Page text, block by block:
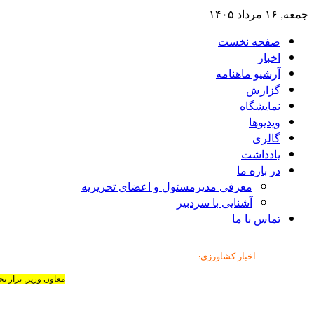
جمعه, ۱۶ مرداد ۱۴۰۵
صفحه نخست
اخبار
آرشیو ماهنامه
گزارش
نمایشگاه
ویدیوها
گالری
یادداشت
در باره ما
معرفی مدیرمسئول و اعضای تحریریه
آشنایی با سردبیر
تماس با ما
اخبار کشاورزی:
معاون وزیر: تراز